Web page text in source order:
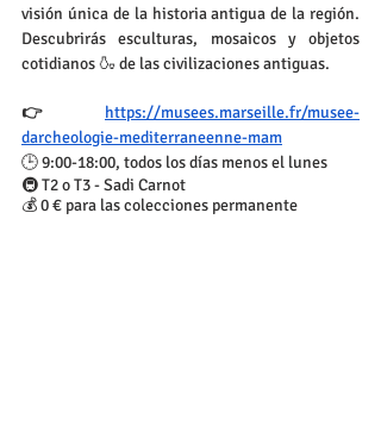
visión única de la historia antigua de la región.
Descubrirás esculturas, mosaicos y objetos
cotidianos 🍶 de las civilizaciones antiguas.
👉 https://musees.marseille.fr/musee-
darcheologie-mediterraneenne-mam
🕒 9:00-18:00, todos los días menos el lunes
🚇 T2 o T3 - Sadi Carnot
💰 0 € para las colecciones permanente